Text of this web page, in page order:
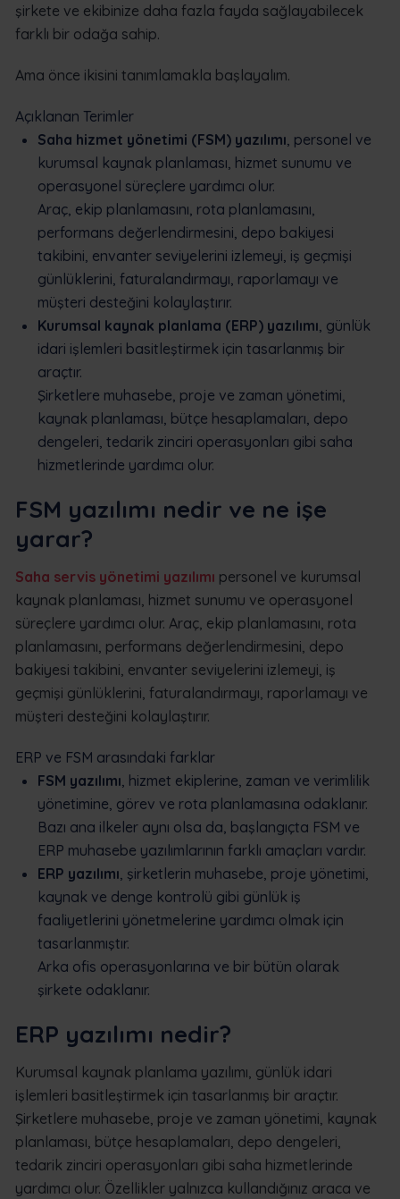
şirkete ve ekibinize daha fazla fayda sağlayabilecek
farklı bir odağa sahip.
Ama önce ikisini tanımlamakla başlayalım.
Açıklanan Terimler
Saha hizmet yönetimi (FSM) yazılımı , personel ve
kurumsal kaynak planlaması, hizmet sunumu ve
operasyonel süreçlere yardımcı olur.
Araç, ekip planlamasını, rota planlamasını,
performans değerlendirmesini, depo bakiyesi
takibini, envanter seviyelerini izlemeyi, iş geçmişi
günlüklerini, faturalandırmayı, raporlamayı ve
müşteri desteğini kolaylaştırır.
Kurumsal kaynak planlama (ERP) yazılımı , günlük
idari işlemleri basitleştirmek için tasarlanmış bir
araçtır.
Şirketlere muhasebe, proje ve zaman yönetimi,
kaynak planlaması, bütçe hesaplamaları, depo
dengeleri, tedarik zinciri operasyonları gibi saha
hizmetlerinde yardımcı olur.
FSM yazılımı nedir ve ne işe
yarar?
Saha servis yönetimi yazılımı personel ve kurumsal
kaynak planlaması, hizmet sunumu ve operasyonel
süreçlere yardımcı olur. Araç, ekip planlamasını, rota
planlamasını, performans değerlendirmesini, depo
bakiyesi takibini, envanter seviyelerini izlemeyi, iş
geçmişi günlüklerini, faturalandırmayı, raporlamayı ve
müşteri desteğini kolaylaştırır.
ERP ve FSM arasındaki farklar
FSM yazılımı , hizmet ekiplerine, zaman ve verimlilik
yönetimine, görev ve rota planlamasına odaklanır.
Bazı ana ilkeler aynı olsa da, başlangıçta FSM ve
ERP muhasebe yazılımlarının farklı amaçları vardır.
ERP yazılımı , şirketlerin muhasebe, proje yönetimi,
kaynak ve denge kontrolü gibi günlük iş
faaliyetlerini yönetmelerine yardımcı olmak için
tasarlanmıştır.
Arka ofis operasyonlarına ve bir bütün olarak
şirkete odaklanır.
ERP yazılımı nedir?
Kurumsal kaynak planlama yazılımı, günlük idari
işlemleri basitleştirmek için tasarlanmış bir araçtır.
Şirketlere muhasebe, proje ve zaman yönetimi, kaynak
planlaması, bütçe hesaplamaları, depo dengeleri,
tedarik zinciri operasyonları gibi saha hizmetlerinde
yardımcı olur. Özellikler yalnızca kullandığınız araca ve